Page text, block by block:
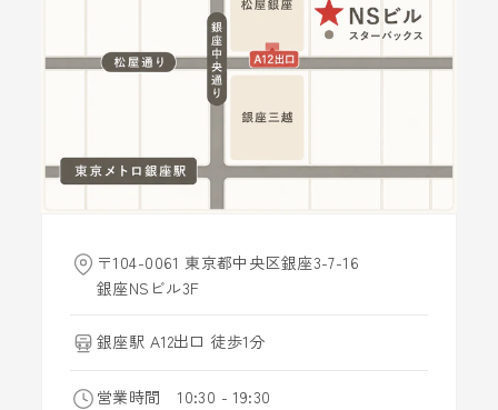
〒104-0061 東京都中央区銀座3-7-16
銀座NSビル3F
銀座駅 A12出口 徒歩1分
営業時間 10:30 - 19:30